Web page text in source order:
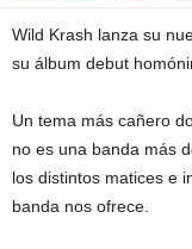
Wild Krash lanza su
su álbum debut
Un tema más cañero
no es una banda más
los distintos matices e
banda nos ofrece.